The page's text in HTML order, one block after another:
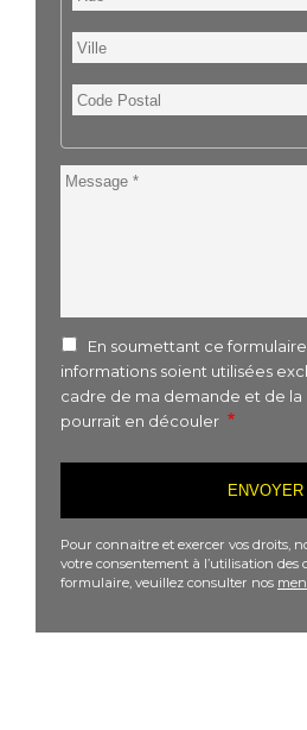
Ville
Code
Postal
Message
En soumettant ce
informations soient utilisées
cadre de ma demande et de
pourrait en découler
Pour connaitre et exercer vos droits,
votre consentement à l’utilisation des
formulaire, veuillez consulter nos